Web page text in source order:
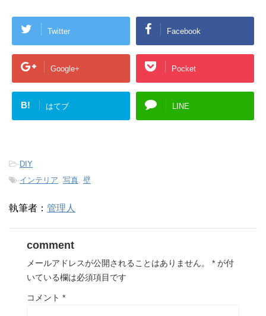
Twitter Facebook
Google+ Pocket
B! はてブ LINE
-DIY
-インテリア, 写真, 壁
執筆者： 管理人
comment
メールアドレスが公開されることはありません。 * が付
いている欄は必須項目です
コメント *